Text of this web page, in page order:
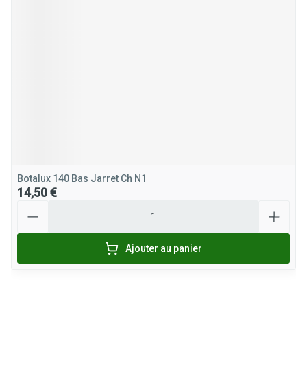
Botalux 140 Bas Jarret Ch N1
14,50 €
Ajouter au panier